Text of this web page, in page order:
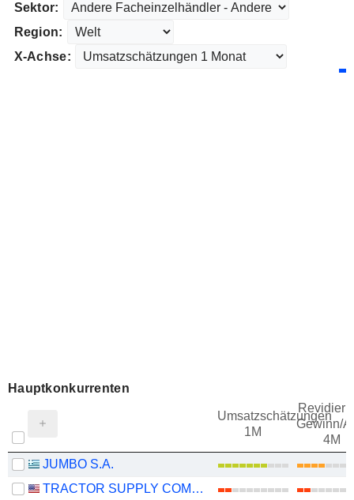
Sektor:
Region:
X-Achse:
Hauptkonkurrenten
Umsatzschätzungen
1M
Gewinn/
4M
JUMBO S.A.
TRACTOR SUPPLY COMPANY